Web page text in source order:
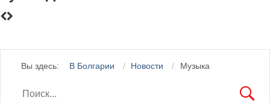
Вы здесь: В Болгарии Новости Музыка